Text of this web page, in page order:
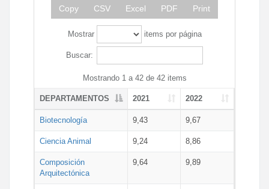
Copy CSV Excel PDF Print
Mostrar items por página
Buscar:
Mostrando 1 a 42 de 42 items
DEPARTAMENTOS 2021 2022
Biotecnología 9,43 9,67
Ciencia Animal 9,24 8,86
Composición
Arquitectónica
9,64 9,89